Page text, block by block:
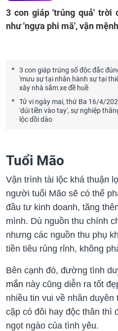
3 con giáp 'trúng quả' trời
như 'ngựa phi mã', vận
3 con giáp trúng số độc đắc
'mưu sự tại nhân hành sự tại
xây nhà sắm xe đề huề
Tử vi ngày mai, thứ Ba 16/4/
'dúi tiền vào tay', sự nghiệp
lộc dồi dào
Tuổi Mão
Vận trình tài lộc khá thuận
người tuổi Mão sẽ có thể
đầu tư kinh doanh, tăng
mình. Dù nguồn thu chính
nhưng các nguồn thu phụ
tiền tiêu rủng rỉnh, không
Bên cạnh đó, đường tình
mắn này cũng diễn ra tốt
nhiều tin vui về nhân
cặp có đôi hay độc thân thì
ngọt ngào của tình yêu.